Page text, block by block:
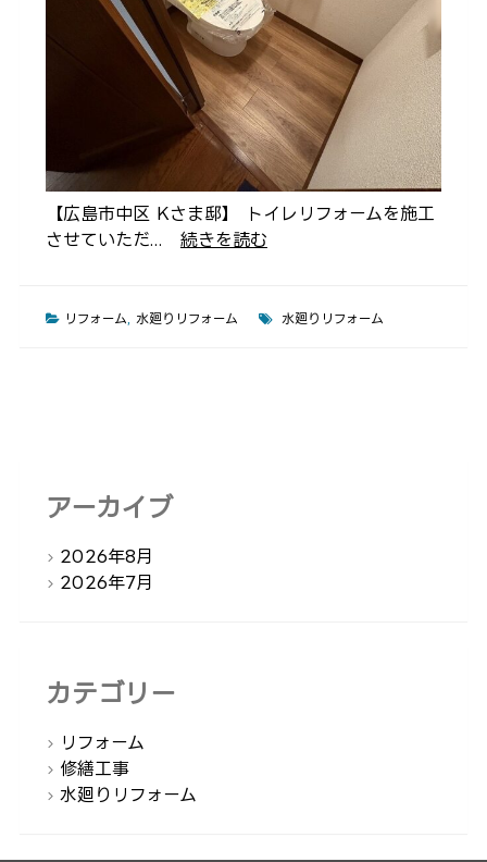
【広島市中区 Kさま邸】 トイレリフォームを施工
させていただ...
続きを読む
リフォーム 水廻りリフォーム 水廻りリフォーム
アーカイブ
2026年8月
2026年7月
カテゴリー
リフォーム
修繕工事
水廻りリフォーム